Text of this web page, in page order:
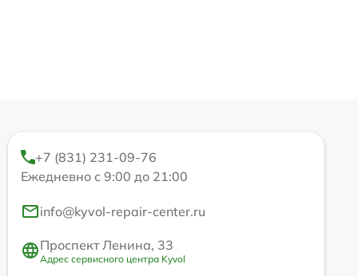
+7 (831) 231-09-76
Ежедневно с 9:00 до 21:00
info@kyvol-repair-center.ru
Проспект Ленина, 33
Адрес сервисного центра Kyvol